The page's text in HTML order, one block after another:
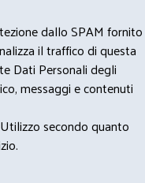
dallo SPAM fornito
il traffico di questa
Dati Personali degli
messaggi e contenuti
secondo quanto